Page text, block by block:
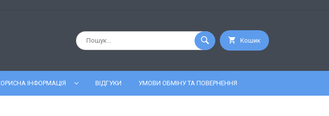
Кошик
ІНФОРМАЦІЯ ВІДГУКИ УМОВИ ОБМІНУ ТА ПОВЕРНЕННЯ